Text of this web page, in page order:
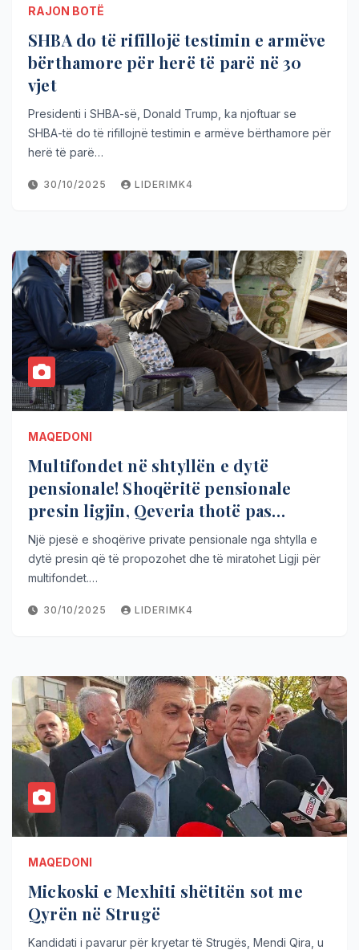
RAJON BOTË
SHBA do të rifillojë testimin e armëve
bërthamore për herë të parë në 30
vjet
Presidenti i SHBA-së, Donald Trump, ka njoftuar se
SHBA-të do të rifillojnë testimin e armëve bërthamore për
herë të parë…
30/10/2025 LIDERIMK4
MAQEDONI
Multifondet në shtyllën e dytë
pensionale! Shoqëritë pensionale
presin ligjin, Qeveria thotë pas
zgjedhjeve
Një pjesë e shoqërive private pensionale nga shtylla e
dytë presin që të propozohet dhe të miratohet Ligji për
multifondet.…
30/10/2025 LIDERIMK4
MAQEDONI
Mickoski e Mexhiti shëtitën sot me
Qyrën në Strugë
Kandidati i pavarur për kryetar të Strugës, Mendi Qira, u